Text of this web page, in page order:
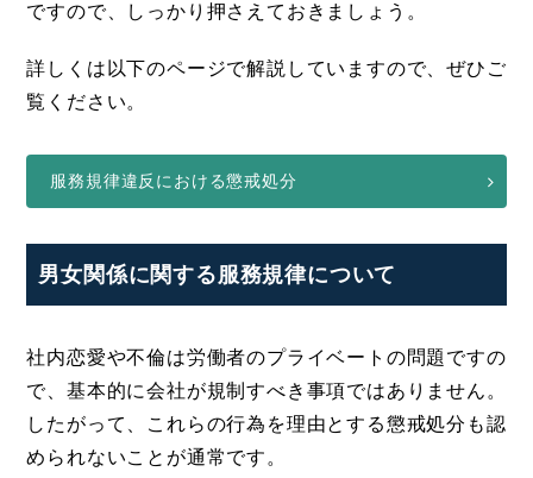
ですので、しっかり押さえておきましょう。
詳しくは以下のページで解説していますので、ぜひご
覧ください。
服務規律違反における懲戒処分
男女関係に関する服務規律について
社内恋愛や不倫は労働者のプライベートの問題ですの
で、基本的に会社が規制すべき事項ではありません。
したがって、これらの行為を理由とする懲戒処分も認
められないことが通常です。